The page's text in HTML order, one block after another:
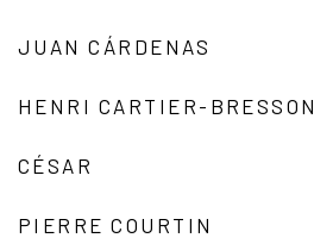
JUAN CÁRDENAS
HENRI CARTIER-BRESSON
CÉSAR
PIERRE COURTIN